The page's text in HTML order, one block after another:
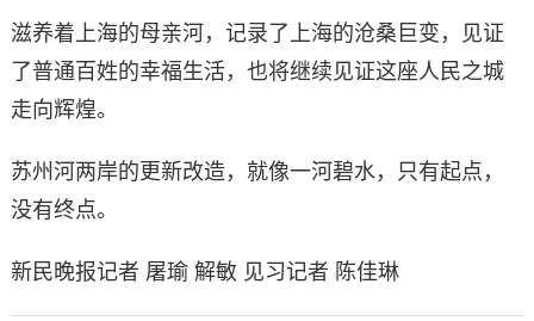
滋养着上海的母亲河，记录了上海的沧桑巨变，见证
了普通百姓的幸福生活，也将继续见证这座人民之城
走向辉煌。
苏州河两岸的更新改造，就像一河碧水，只有起点，
没有终点。
新民晚报记者 屠瑜 解敏 见习记者 陈佳琳